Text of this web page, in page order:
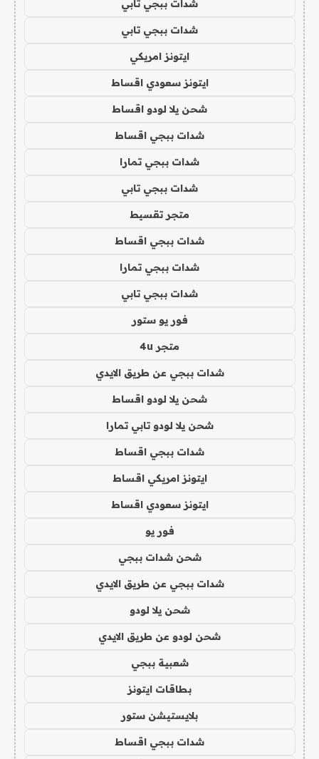
شدات ببجي تابي
شدات ببجي تابي
ايتونز امريكي
ايتونز سعودي اقساط
شحن يلا لودو اقساط
شدات ببجي اقساط
شدات ببجي تمارا
شدات ببجي تابي
متجر تقسيط
شدات ببجي اقساط
شدات ببجي تمارا
شدات ببجي تابي
فور يو ستور
متجر 4u
شدات ببجي عن طريق الايدي
شحن يلا لودو اقساط
شحن يلا لودو تابي تمارا
شدات ببجي اقساط
ايتونز امريكي اقساط
ايتونز سعودي اقساط
فور يو
شحن شدات ببجي
شدات ببجي عن طريق الايدي
شحن يلا لودو
شحن لودو عن طريق الايدي
شعبية ببجي
بطاقات ايتونز
بلايستيشن ستور
شدات ببجي اقساط